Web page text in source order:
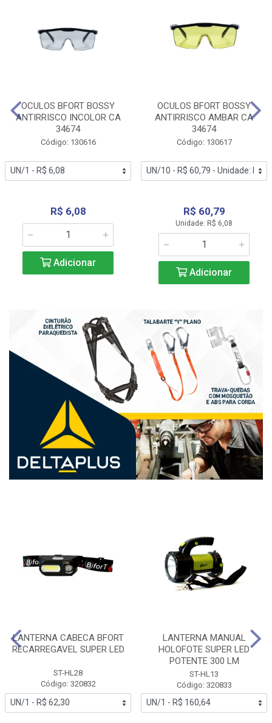
OCULOS BFORT BOSSY
ANTIRRISCO INCOLOR CA
34674
Código: 130616
R$ 6,08
Adicionar
OCULOS BFORT BOSSY
ANTIRRISCO AMBAR CA
34674
Código: 130617
R$ 60,79
Unidade: R$ 6,08
Adicionar
LANTERNA CABECA BFORT
RECARREGAVEL SUPER LED
ST-HL28
Código: 320832
LANTERNA MANUAL
HOLOFOTE SUPER LED
POTENTE 300 LM
ST-HL13
Código: 320833